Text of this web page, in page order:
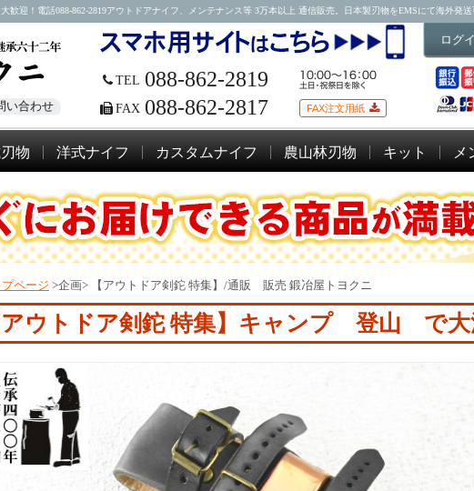
迎！電話088-862-2819アウトドアナイフ、メンテナンス等 3万本以上 通信販売。日本製刃物をEMSにて海外発
い合わせ
TEL 088-862-2819
FAX 088-862-2817 FAX注文用紙
ログ
物 洋式ナイフ カスタムナイフ 農山林刃物 キット メ
プページ >企画> 【アウトドア剣鉈 特集】/通販 販売 鍛冶屋トヨクニ
アウトドア剣鉈 特集】キャンプ 登山 で大